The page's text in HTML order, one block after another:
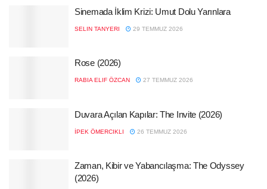
Sinemada İklim Krizi: Umut Dolu Yarınlara
SELIN TANYERI 29 TEMMUZ 2026
Rose (2026)
RABIA ELIF ÖZCAN 27 TEMMUZ 2026
Duvara Açılan Kapılar: The Invite (2026)
İPEK ÖMERCIKLI 26 TEMMUZ 2026
Zaman, Kibir ve Yabancılaşma: The Odyssey
(2026)